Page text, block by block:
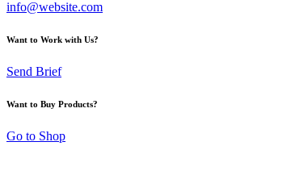
info@website.com
Want to Work with Us?
Send Brief
Want to Buy Products?
Go to Shop